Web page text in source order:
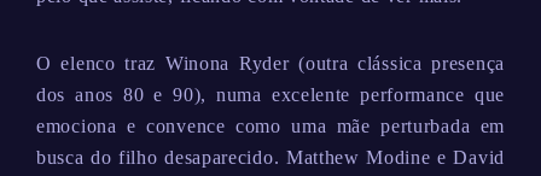
O elenco traz Winona Ryder (outra clássica presença
dos anos 80 e 90), numa excelente performance que
emociona e convence como uma mãe perturbada em
busca do filho desaparecido. Matthew Modine e David